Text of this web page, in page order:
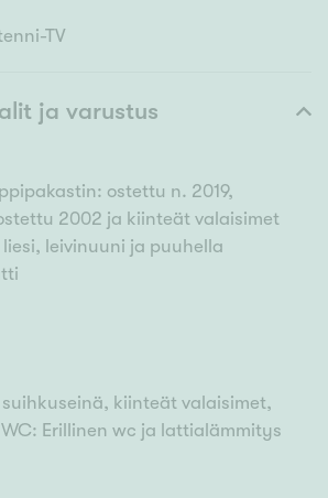
TV
ja varustus
ostettu n. 2019,
2002 ja kiinteät valaisimet
liesi, leivinuuni ja puuhella
kiinteät valaisimet,
Erillinen wc ja lattialämmitys